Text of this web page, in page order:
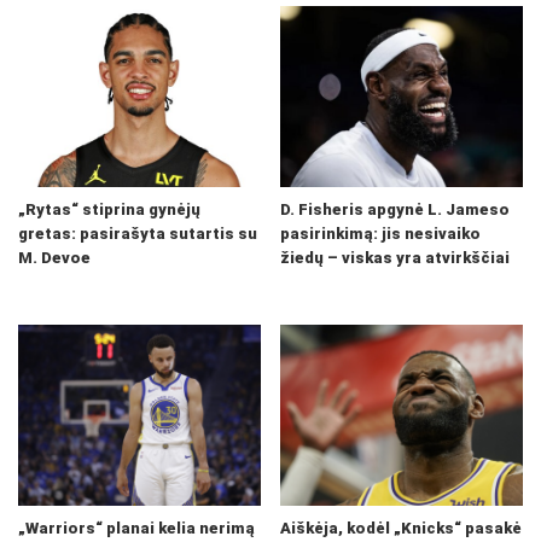
„Rytas“ stiprina gynėjų
gretas: pasirašyta sutartis su
M. Devoe
D. Fisheris apgynė L. Jameso
pasirinkimą: jis nesivaiko
žiedų – viskas yra atvirkščiai
„Warriors“ planai kelia nerimą
Aiškėja, kodėl „Knicks“ pasakė